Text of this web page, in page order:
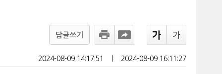
답글쓰기
2024-08-09 14:17:51 2024-08-09 16:11:27